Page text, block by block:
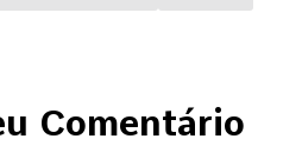
Comentário